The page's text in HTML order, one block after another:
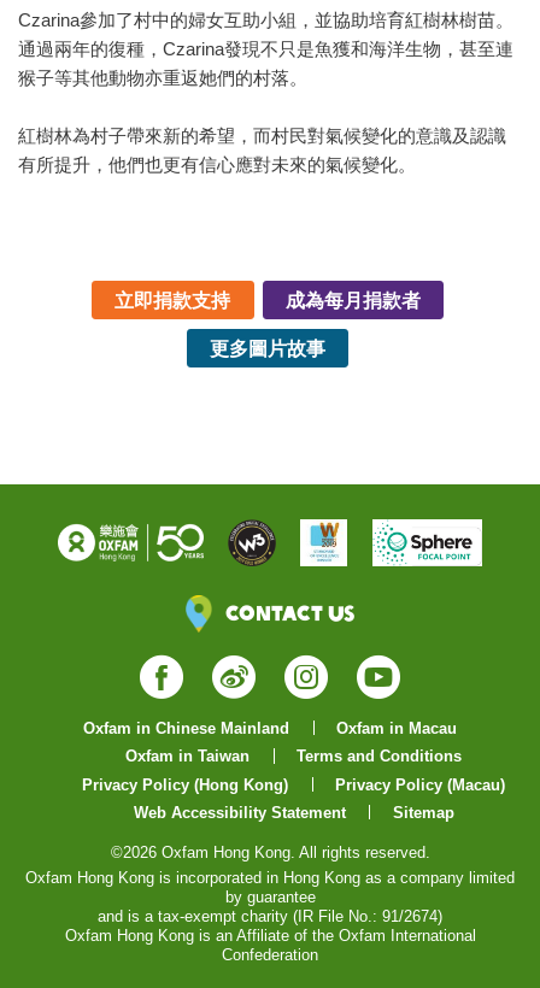
Czarina參加了村中的婦女互助小組，並協助培育紅樹林樹苗。
通過兩年的復種，Czarina發現不只是魚獲和海洋生物，甚至連
猴子等其他動物亦重返她們的村落。
紅樹林為村子帶來新的希望，而村民對氣候變化的意識及認識
有所提升，他們也更有信心應對未來的氣候變化。
立即捐款支持 成為每月捐款者
更多圖片故事
Contact Us
Facebook
WeiboInstagram
YouTube
Oxfam in Chinese Mainland
Oxfam in Macau
Oxfam in Taiwan
Terms and Conditions
Privacy Policy (Hong Kong)
Privacy Policy (Macau)
Web Accessibility Statement
Sitemap
©2026 Oxfam Hong Kong. All rights reserved.
Oxfam Hong Kong is incorporated in Hong Kong as a company limited
by guarantee
and is a tax-exempt charity (IR File No.: 91/2674)
Oxfam Hong Kong is an Affiliate of the Oxfam International
Confederation